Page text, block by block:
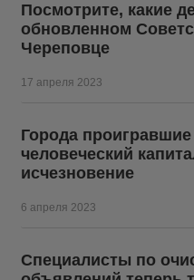
Посмотрите, какие
обновленном
Череповце
17 апреля 2023
Города
человеческий
исчезновение
6 апреля 2023
Специалисты по